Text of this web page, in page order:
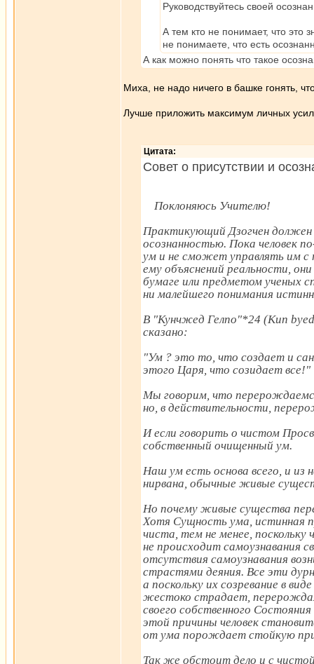
Руководствуйтесь своей
А тем кто не понимает, что это
не понимаете, что есть
А как можно понять что такое
Миха, не надо ничего в башке гонять,
Лучше приложить максимум личных
Цитата:
Совет о присутствии и
Поклоняюсь Учителю!
Практикующий Дзогчен
осознанностью. Пока человек
ум и не сможет управлять им с
ему объяснений реальности,
бумаге или предметом ученых
ни малейшего понимания
В "Кунчжед Гелпо"*24 (Kun
сказано:
"Ум ? это то, что создает и
этого Царя, что созидает все!"
Мы говорим, что
но, в действительности,
И если говорить о чистом
собственный очищенный ум.
Наш ум есть основа всего, и из
нирвана, обычные живые
Но почему живые существа
Хотя Сущность ума, истинная
чиста, тем не менее, поскольку
не происходит самоузнавания
отсутствия самоузнавания
страстями деяния. Все эти
а поскольку их созревание в
жестоко страдает,
своего собственного
этой причины человек
от ума порождает стойкую
Так же обстоит дело и с